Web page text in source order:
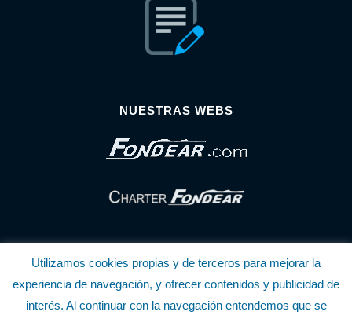
NUESTRAS WEBS
© Copyright Fondear, S.L.
Utilizamos cookies propias y de terceros para mejorar la
experiencia de navegación, y ofrecer contenidos y publicidad de
interés. Al continuar con la navegación entendemos que se